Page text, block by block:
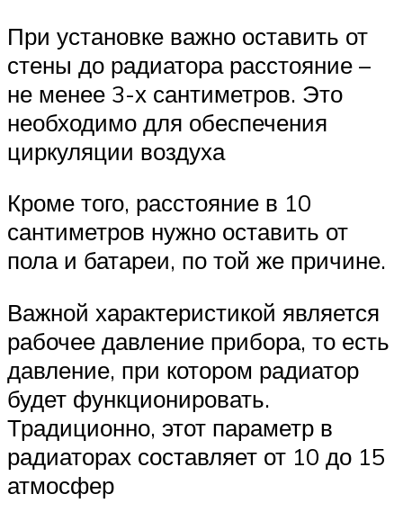
При установке важно оставить от
стены до радиатора расстояние –
не менее 3-х сантиметров. Это
необходимо для обеспечения
циркуляции воздуха
Кроме того, расстояние в 10
сантиметров нужно оставить от
пола и батареи, по той же причине.
Важной характеристикой является
рабочее давление прибора, то есть
давление, при котором радиатор
будет функционировать.
Традиционно, этот параметр в
радиаторах составляет от 10 до 15
атмосфер